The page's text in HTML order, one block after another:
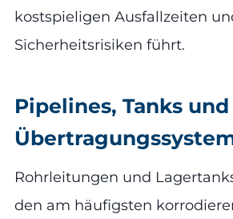
kostspieligen Ausfallzeiten
Sicherheitsrisiken führt.
Pipelines, Tanks und
Rohrleitungen und
den am häufigsten